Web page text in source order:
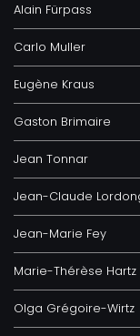
Alain Fürpass
Carlo Muller
Eugène Kraus
Gaston Brimaire
Jean Tonnar
Jean-Claude
Jean-Marie Fey
Marie-Thérèse Hartz
Olga Grégoire-Wirtz